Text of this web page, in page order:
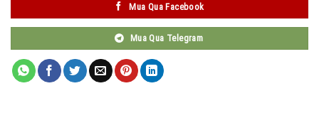
Mua Qua Facebook
Mua Qua Telegram